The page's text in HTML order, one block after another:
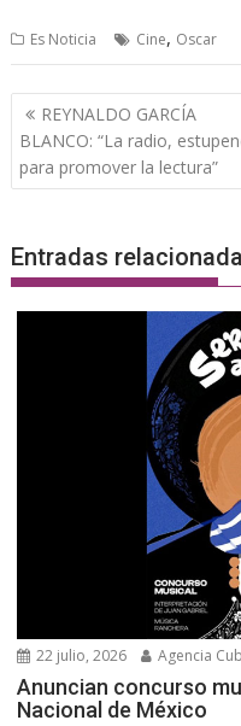
Es Noticia Cine, Oscar
Navegación
de
entradas
REYNALDO GARCÍA
BLANCO: “La radio,
para promover la lectura”
Entradas
22 julio, 2026 Agencia
Anuncian concurso
Nacional de México